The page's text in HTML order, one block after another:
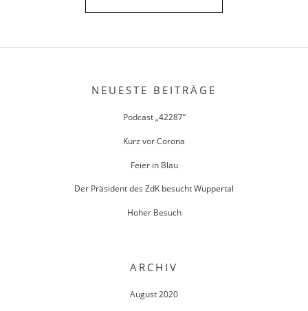
NEUESTE BEITRÄGE
Podcast „42287“
Kurz vor Corona
Feier in Blau
Der Präsident des ZdK besucht Wuppertal
Hoher Besuch
ARCHIV
August 2020